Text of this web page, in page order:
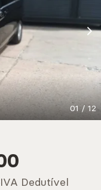
01 / 12
IVA Dedutível